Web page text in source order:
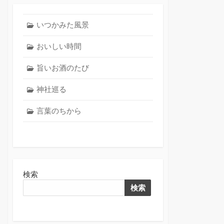
いつかみた風景
おいしい時間
旨いお酒のたび
神社巡る
言葉のちから
検索
検索